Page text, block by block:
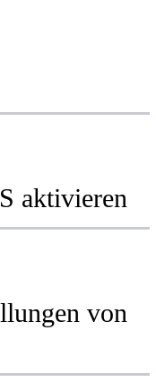
aktivieren
von